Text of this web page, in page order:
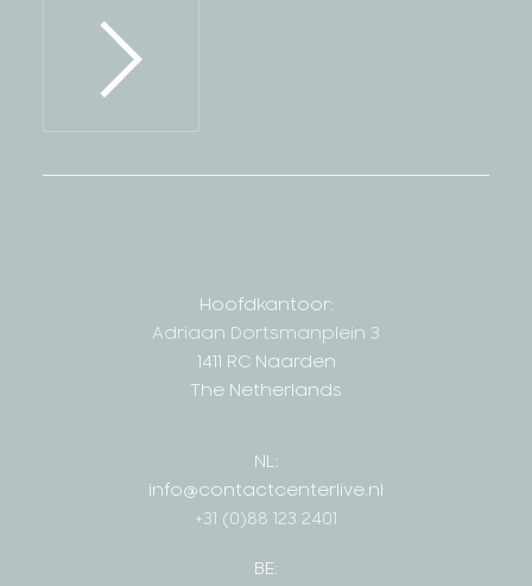
Hoofdkantoor:
Adriaan Dortsmanplein 3
1411 RC Naarden
The Netherlands
NL:
info@contactcenterlive.nl
+31 (0)88 123 2401
BE: